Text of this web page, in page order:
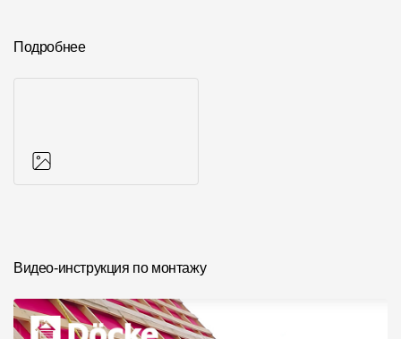
Подробнее
Видео-инструкция по монтажу